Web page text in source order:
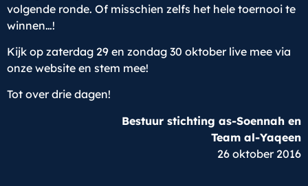
volgende ronde. Of misschien zelfs het hele toernooi te
winnen…!
Kijk op zaterdag 29 en zondag 30 oktober live mee via
onze website en stem mee!
Tot over drie dagen!
Bestuur stichting as-Soennah en
Team al-Yaqeen
26 oktober 2016